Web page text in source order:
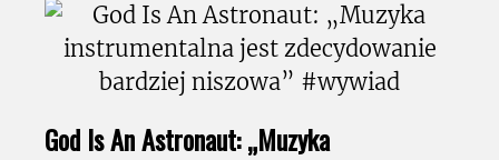
God Is An Astronaut: „Muzyka